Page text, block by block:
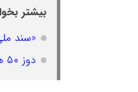
بیشتر
«سند
دوز ۵۰ هزار واحدی ویتامین D؛ ایمن یا خطرناک؟